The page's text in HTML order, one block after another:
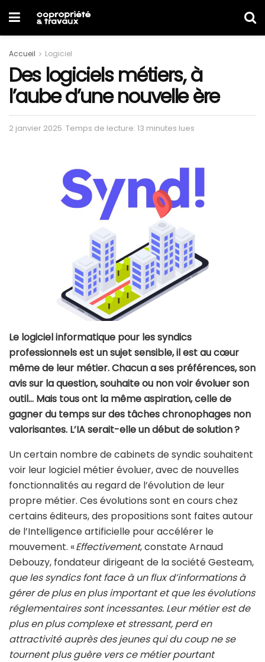
Accueil Logiciel
Des logiciels métiers, à
l’aube d’une nouvelle ère
2 janvier 2025 Temps de lecture: 13 minutes lues
Le logiciel informatique pour les syndics
professionnels est un sujet sensible, il est au cœur
même de leur métier. Chacun a ses préférences, son
avis sur la question, souhaite ou non voir évoluer son
outil… Mais tous ont la même aspiration, celle de
gagner du temps sur des tâches chronophages non
valorisantes. L’IA serait-elle un début de solution ?
Un certain nombre de cabinets de syndic souhaitent
voir leur logiciel métier évoluer, avec de nouvelles
fonctionnalités au regard de l’évolution de leur
propre métier. Ces évolutions sont en cours chez
certains éditeurs, des propositions sont faites autour
de l’Intelligence artificielle pour accélérer le
mouvement. «Effectivement, constate Arnaud
Debouzy, fondateur dirigeant de la société Gesteam,
que les syndics font face à un flux d’informations à
gérer de plus en plus important et que les évolutions
réglementaires sont incessantes. Leur métier est de
plus en plus complexe et stressant, perd en
attractivité auprès des jeunes qui du coup ne se
tournent plus guère vers ce métier pourtant